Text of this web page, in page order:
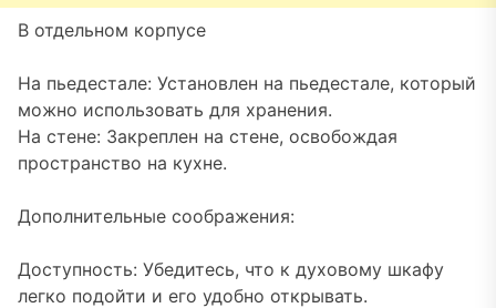
В отдельном корпусе
На пьедестале: Установлен на пьедестале, который
можно использовать для хранения.
На стене: Закреплен на стене, освобождая
пространство на кухне.
Дополнительные соображения:
Доступность: Убедитесь, что к духовому шкафу
легко подойти и его удобно открывать.